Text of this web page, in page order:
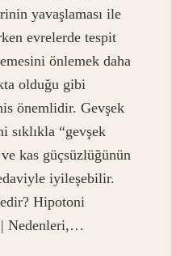
yavaşlaması ile
evrelerde tespit
önlemek daha
olduğu gibi
önemlidir. Gevşek
sıklıkla “gevşek
kas güçsüzlüğünün
iyileşebilir.
Hipotoni
| Nedenleri,…